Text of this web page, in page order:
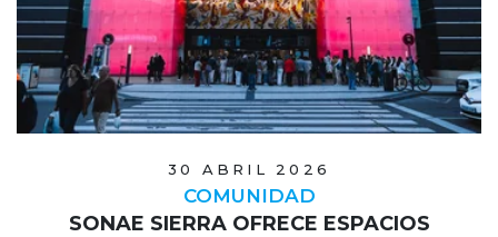
30 ABRIL 2026
COMUNIDAD
SONAE SIERRA OFRECE ESPACIOS